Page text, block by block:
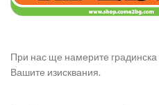
При нас ще намерите градинска
Вашите изисквания.